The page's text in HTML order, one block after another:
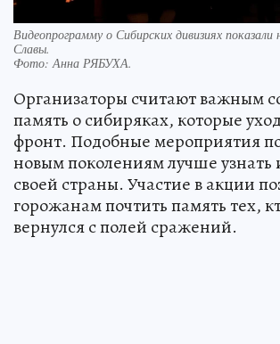
Видеопрограмму о Сибирских дивизиях
Славы.
Фото:Анна РЯБУХА.
Организаторы считают важным
память о сибиряках, которые
фронт. Подобные мероприятия
новым поколениям лучше узнать
своей страны. Участие в акции
горожанам почтить память тех,
вернулся с полей сражений.